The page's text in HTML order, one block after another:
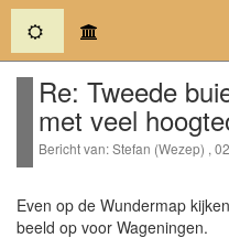
(current)
Re: Tweede
met veel
Bericht van: Stefan (Wezep) ,
Even op de Wundermap
beeld op voor Wageningen.